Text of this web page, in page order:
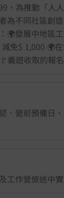
，為推動「人
為不同社區創
🌍發展中地區
免$ 1,000 🌍
義遊收取的報
、營前預備日
工作營旅途中